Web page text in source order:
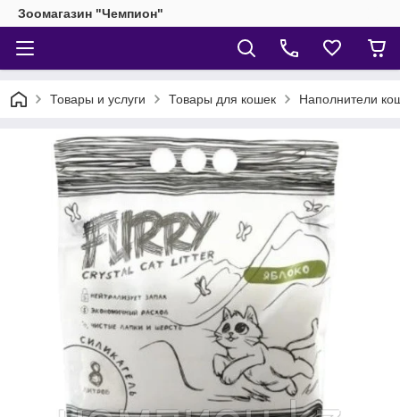
Зоомагазин "Чемпион"
Товары и услуги Товары для кошек Наполнители